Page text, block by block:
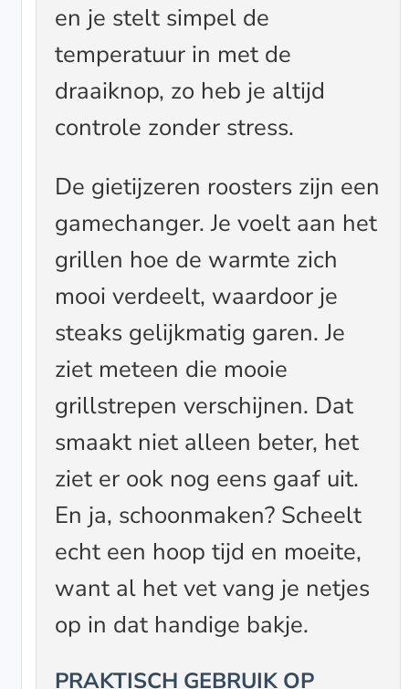
en je stelt simpel de
temperatuur in met de
draaiknop, zo heb je altijd
controle zonder stress.
De gietijzeren roosters zijn een
gamechanger. Je voelt aan het
grillen hoe de warmte zich
mooi verdeelt, waardoor je
steaks gelijkmatig garen. Je
ziet meteen die mooie
grillstrepen verschijnen. Dat
smaakt niet alleen beter, het
ziet er ook nog eens gaaf uit.
En ja, schoonmaken? Scheelt
echt een hoop tijd en moeite,
want al het vet vang je netjes
op in dat handige bakje.
PRAKTISCH GEBRUIK OP